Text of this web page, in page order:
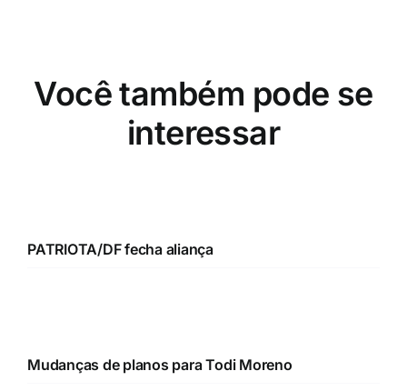
Você também pode se
interessar
PATRIOTA/DF fecha aliança
Mudanças de planos para Todi Moreno